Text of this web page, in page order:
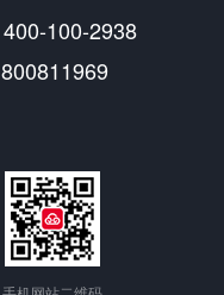
400-100-2938
800811969